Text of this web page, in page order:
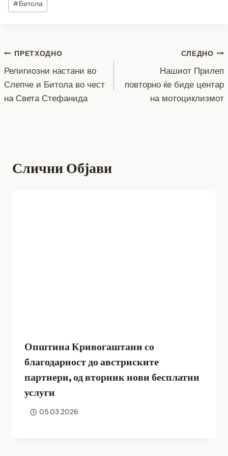
e
o
o
k
Tags:
#Битола
Навигација
на
напис
ПРЕТХОДНО
Религиозни настани во
Слепче и Битола во чест
на Света Стефанида
СЛЕДНО
Нашиот Прилеп
повторно ќе биде центар
на мотоциклизмот
Слични Објави
Општина Кривогаштани со
благодарност до австриските
партнери, од вторник нови бесплатни
услуги
05.03.2026